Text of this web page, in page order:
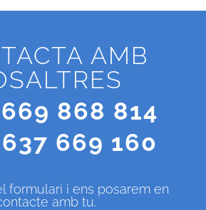
AMB
868 814
669 160
formulari i ens posarem en
amb tu.